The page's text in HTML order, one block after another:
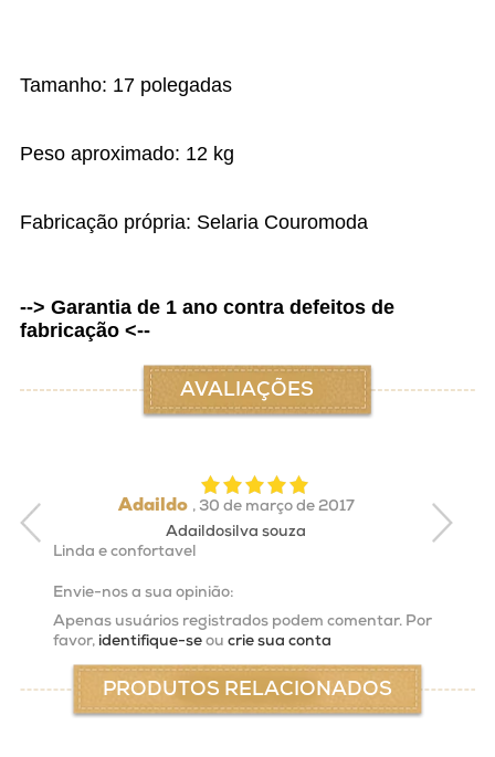
Tamanho: 17 polegadas
Peso aproximado: 12 kg
Fabricação própria: Selaria Couromoda
--> Garantia de 1 ano contra defeitos de
fabricação <--
AVALIAÇÕES
Adaildo , 30 de março de 2017
Adaildosilva souza
Linda e confortavel
Envie-nos a sua opinião:
Apenas usuários registrados podem comentar. Por
favor, identifique-seou crie sua conta
PRODUTOS RELACIONADOS